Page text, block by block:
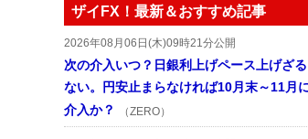
ザイFX！最新＆おすすめ記事
2026年08月06日(木)09時21分公開
次の介入いつ？日銀利上げペース上げざ
ない。円安止まらなければ10月末～11月
介入か？
（ZERO）